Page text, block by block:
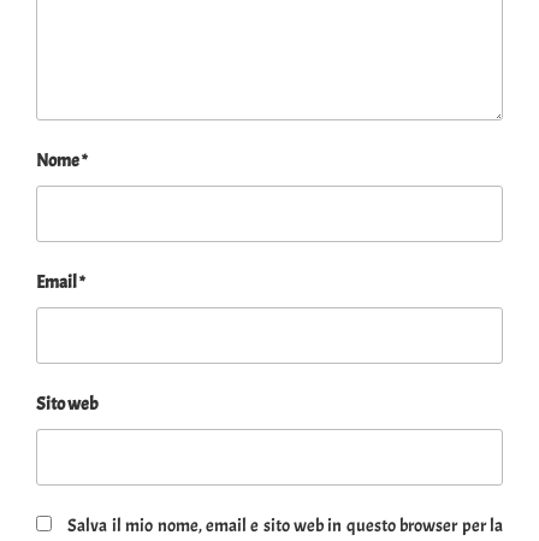
Nome*
Email*
Sito web
Salva il mio nome, email e sito web in questo browser per la